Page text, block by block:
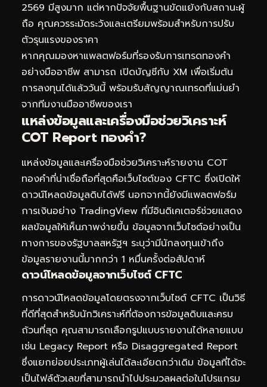
2569 มีสูงมาก แต่หากปัจจัยพื้นฐานขัดแย้งกับสถานะผู้
ถือ คุณควรระมัดระวังและเตรียมพร้อมสำหรับการปรับ
ตัวรุนแรงของราคา
หากคุณมองหาแพลตฟอร์มที่รองรับการเทรดทองคำ
อย่างมืออาชีพ สามารถ เปิดบัญชีกับ XM เพื่อเริ่มต้น
การลงทุนได้แล้ววันนี้ พร้อมรับสัญญาณเทรดที่แม่นยำ
จากทีมงานมืออาชีพของเรา
แหล่งข้อมูลและเครื่องมือช่วยวิเคราะห์
COT Report ทองคำ?
แหล่งข้อมูลและเครื่องมือช่วยวิเคราะห์รายงาน COT
ทองคำที่น่าเชื่อถือที่สุดคือเว็บไซต์ของ CFTC ซึ่งเปิดให้
ดาวน์โหลดข้อมูลดิบได้ฟรี นอกจากนี้ยังมีแพลตฟอร์ม
การเงินอย่าง TradingView ที่มีอินดิเคเตอร์ช่วยแสดง
ผลข้อมูลให้เห็นภาพง่ายขึ้น ข้อมูลจากเว็บไซต์อย่างเป็น
ทางการของรัฐบาลสหรัฐฯ ระบุว่ามีนักลงทุนเข้าถึง
ข้อมูลรายงานนี้มากกว่า 1 หมื่นครั้งต่อสัปดาห์
ดาวน์โหลดข้อมูลจากเว็บไซต์ CFTC
การดาวน์โหลดข้อมูลโดยตรงจากเว็บไซต์ CFTC เป็นวิธี
ที่ดีที่สุดสำหรับนักวิเคราะห์ที่ต้องการข้อมูลดิบและครบ
ถ้วนที่สุด คุณสามารถเลือกรูปแบบรายงานได้หลายแบบ
เช่น Legacy Report หรือ Disaggregated Report
ซึ่งแยกย่อยประเภทผู้เล่นได้ละเอียดกว่าเดิม ข้อมูลที่ได้จะ
เป็นไฟล์ตัวเลขที่สามารถนำไปประมวลผลต่อในโปรแกรม